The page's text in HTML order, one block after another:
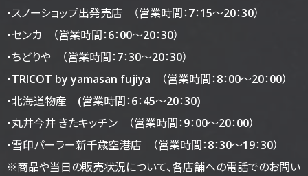
・スノーショップ出発売店 （営業時間：7：15～20：30）
・センカ （営業時間：6：00～20：30）
・ちどりや （営業時間：7：30～20：30）
・TRICOT by yamasan fujiya （営業時間：8：00～20：00）
・北海道物産 (営業時間：6：45～20：30)
・丸井今井 きたキッチン （営業時間：9：00～20：00）
・雪印パーラー新千歳空港店 （営業時間：8：30～19：30）
※商品や当日の販売状況について、各店舗への電話でのお問い